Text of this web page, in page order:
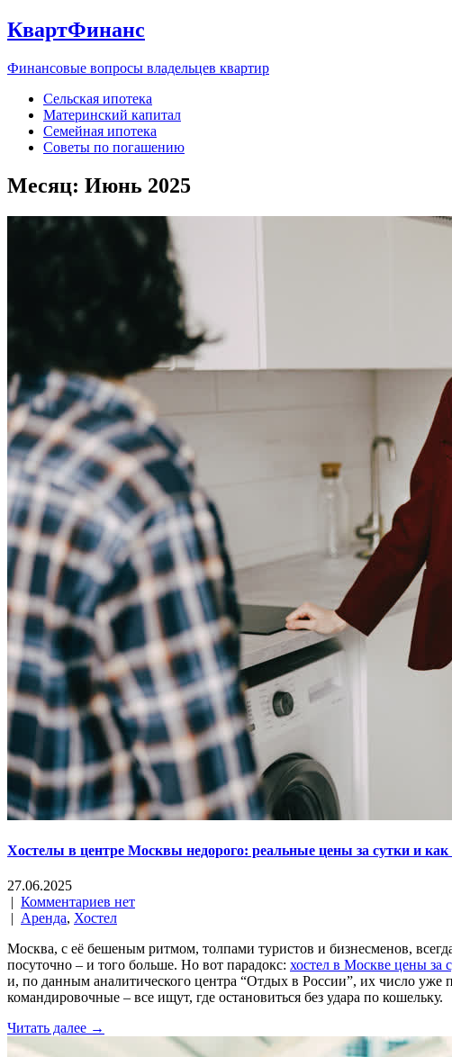
КвартФинанс
Финансовые вопросы владельцев квартир
Сельская ипотека
Материнский капитал
Семейная ипотека
Советы по погашению
Месяц: Июнь 2025
Хостелы в центре Москвы недорого: реальные цены за сутки и как
27.06.2025
| Комментариев нет
| Аренда, Хостел
Москва, с её бешеным ритмом, толпами туристов и бизнесменов,
посуточно – и того больше. Но вот парадокс: хостел в Москве цены за
и, по данным аналитического центра “Отдых в России”, их число уже
командировочные – все ищут, где остановиться без удара по кошельку.
Читать далее →